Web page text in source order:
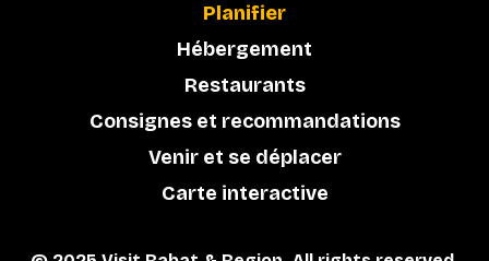
Planifier
Hébergement
Restaurants
Consignes et recommandations
Venir et se déplacer
Carte interactive